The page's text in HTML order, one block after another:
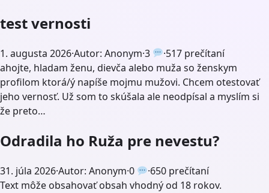
test vernosti
1. augusta 2026·Autor: Anonym·3 ·517 prečítaní
ahojte, hladam ženu, dievča alebo muža so ženskym
profilom ktorá/ý napíše mojmu mužovi. Chcem otestovať
jeho vernosť. Už som to skúšala ale neodpísal a myslím si
že preto…
Odradila ho Ruža pre nevestu?
31. júla 2026·Autor: Anonym·0 ·650 prečítaní
Text môže obsahovať obsah vhodný od 18 rokov.